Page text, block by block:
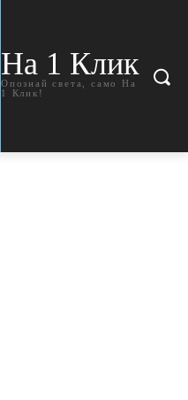
На 1 Клик
Опознай света, само На
1 Клик!